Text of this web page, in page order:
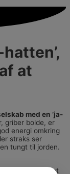
at
med en ’ja-
griber bolde, er
energi omkring
straks ser
tungt til jorden.
ja’. Så let er det